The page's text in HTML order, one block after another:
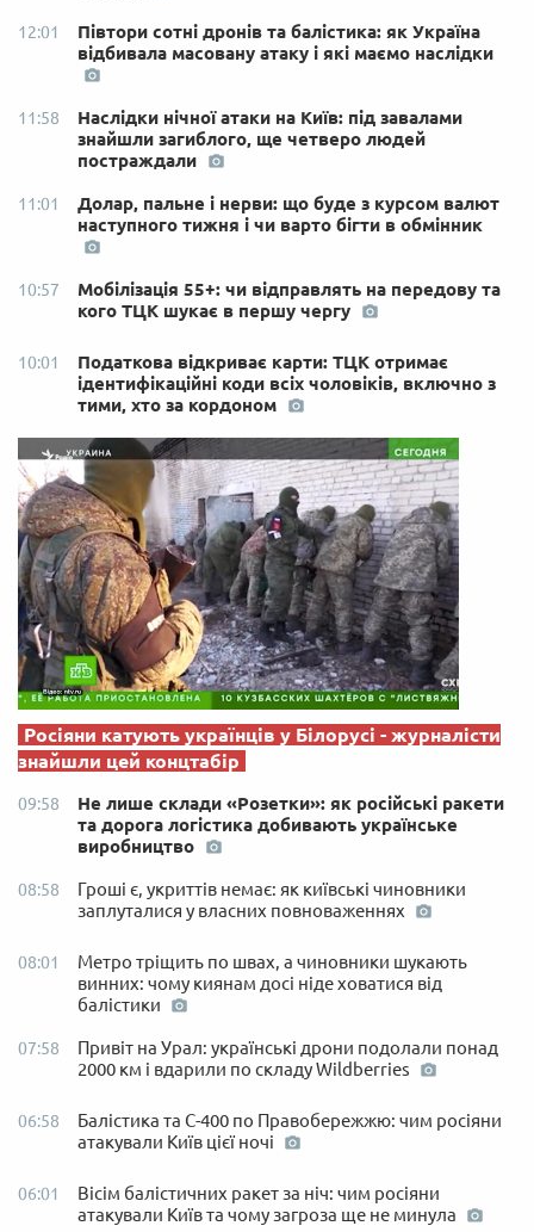
12:01
Півтори сотні дронів та балістика: як Україна
відбивала масовану атаку і які маємо наслідки
11:58
Наслідки нічної атаки на Київ: під завалами
знайшли загиблого, ще четверо людей
постраждали
11:01
Долар, пальне і нерви: що буде з курсом валют
наступного тижня і чи варто бігти в обмінник
10:57
Мобілізація 55+: чи відправлять на передову та
кого ТЦК шукає в першу чергу
10:01
Податкова відкриває карти: ТЦК отримає
ідентифікаційні коди всіх чоловіків, включно з
тими, хто за кордоном
Росіяни катують українців у Білорусі - журналісти
знайшли цей концтабір
09:58
Не лише склади «Розетки»: як російські ракети
та дорога логістика добивають українське
виробництво
08:58
Гроші є, укриттів немає: як київські чиновники
заплуталися у власних повноваженнях
08:01
Метро тріщить по швах, а чиновники шукають
винних: чому киянам досі ніде ховатися від
балістики
07:58
Привіт на Урал: українські дрони подолали понад
2000 км і вдарили по складу Wildberries
06:58
Балістика та С-400 по Правобережжю: чим росіяни
атакували Київ цієї ночі
06:01
Вісім балістичних ракет за ніч: чим росіяни
атакували Київ та чому загроза ще не минула